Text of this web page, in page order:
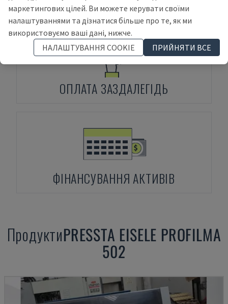
ОПЛАТА ЗАЗДАЛЕГІДЬ
ФІНАНСУВАННЯ АКТИВІВ
ПродуктиPRESSTA EISELE PROFILMA
502
маркетингових цілей. Ви можете керувати своїми
налаштуваннями та дізнатися більше про те, як ми
використовуємо ваші дані, нижче.
НАЛАШТУВАННЯ COOKIE
ПРИЙНЯТИ ВСЕ